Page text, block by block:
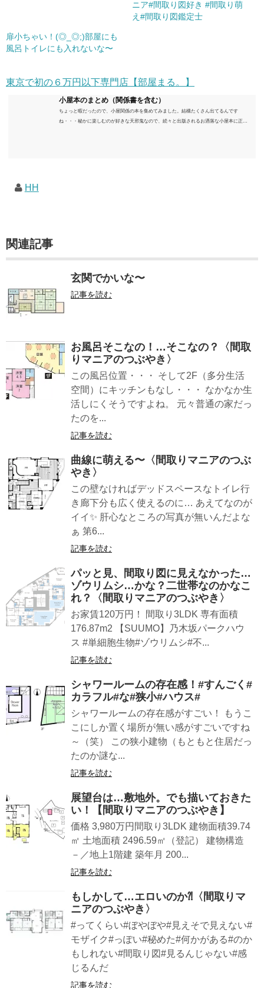
ニア#間取り図好き #間取り萌
え#間取り図鑑定士
扉小ちゃい！(◎_◎;)部屋にも
風呂トイレにも入れないな〜
東京で初の６万円以下専門店【部屋まる。】
小屋本のまとめ（関係書を含む）
ちょっと暇だったので、小屋関係の本を集めてみました。結構たくさん出てるんです
ね・・・秘かに楽しむのが好きな天邪鬼なので、続々と出版されるお洒落な小屋本に正直
HH
関連記事
玄関でかいな〜
記事を読む
お風呂そこなの！…そこなの？〈間取
りマニアのつぶやき〉
この風呂位置・・・ そして2F（多分生活
空間）にキッチンもなし・・・ なかなか生
活しにくそうですよね。 元々普通の家だっ
たのを...
記事を読む
曲線に萌える〜〈間取りマニアのつぶ
やき〉
この壁なければデッドスペースなトイレ行
き廊下分も広く使えるのに… あえてなのが
イイ✨ 肝心なところの写真が無いんだよな
ぁ 第6...
記事を読む
パッと見、間取り図に見えなかった…
ゾウリムシ…かな？二世帯なのかなこ
れ？〈間取りマニアのつぶやき〉
お家賃120万円！ 間取り3LDK 専有面積
176.87m2 【SUUMO】乃木坂パークハウ
ス #単細胞生物#ゾウリムシ#不...
記事を読む
シャワールームの存在感！#すんごく#
カラフル#な#狭小#ハウス#
シャワールームの存在感がすごい！ もうこ
こにしか置く場所が無い感がすごいですね
～（笑） この狭小建物（もともと住居だっ
たのか謎な...
記事を読む
展望台は…敷地外。でも描いておきた
い！【間取りマニアのつぶやき】
価格 3,980万円間取り3LDK 建物面積39.74
㎡ 土地面積 2496.59㎡（登記） 建物構造
－／地上1階建 築年月 200...
記事を読む
もしかして…エロいのか⁈〈間取りマ
ニアのつぶやき〉
#ってくらい#ぼやぼや#見えそで見えない#
モザイク#っぽい#秘めた#何かがある#のか
もしれない#間取り図#見るんじゃない#感
じるんだ
記事を読む